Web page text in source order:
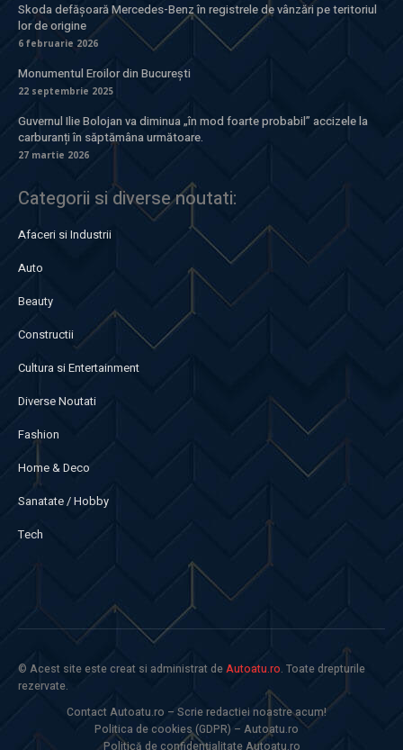
Skoda defășoară Mercedes-Benz în registrele de vânzări pe teritoriul
lor de origine
6 februarie 2026
Monumentul Eroilor din București
22 septembrie 2025
Guvernul Ilie Bolojan va diminua „în mod foarte probabil” accizele la
carburanți în săptămâna următoare.
27 martie 2026
Categorii si diverse noutati:
Afaceri si Industrii
Auto
Beauty
Constructii
Cultura si Entertainment
Diverse Noutati
Fashion
Home & Deco
Sanatate / Hobby
Tech
© Acest site este creat si administrat deAutoatu.ro. Toate drepturile
rezervate.
Contact Autoatu.ro – Scrie redactiei noastre acum!
Politica de cookies (GDPR) – Autoatu.ro